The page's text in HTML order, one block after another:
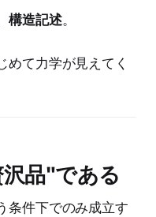
構造記述。
めて力学が見えてく
品"である
条件下でのみ成立す